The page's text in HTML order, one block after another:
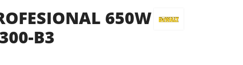
650W
B3